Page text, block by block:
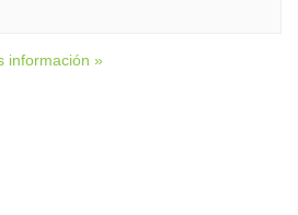
información »